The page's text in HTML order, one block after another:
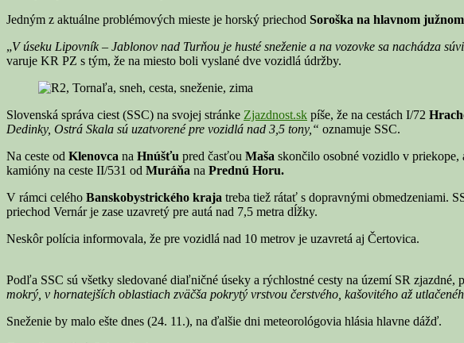
Jedným z aktuálne problémových mieste je horský priechod Soroška na hlavnom
„V úseku Lipovník – Jablonov nad Turňou je husté sneženie a na vozovke sa nachádza
varuje KR PZ s tým, že na miesto boli vyslané dve vozidlá údržby.
Slovenská správa ciest (SSC) na svojej stránke Zjazdnost.sk píše, že na cestách I/72
Dedinky, Ostrá Skala sú uzatvorené pre vozidlá nad 3,5 tony,“ oznamuje SSC.
Na ceste od Klenovca na Hnúšťu pred časťou Maša skončilo osobné vozidlo v
kamióny na ceste II/531 od Muráňa na Prednú Horu.
V rámci celého Banskobystrického kraja treba tiež rátať s dopravnými obmedzeniami.
priechod Vernár je zase uzavretý pre autá nad 7,5 metra dĺžky.
Neskôr polícia informovala, že pre vozidlá nad 10 metrov je uzavretá aj Čertovica.
Podľa SSC sú všetky sledované diaľničné úseky a rýchlostné cesty na území SR
mokrý, v hornatejších oblastiach zväčša pokrytý vrstvou čerstvého, kašovitého až
Sneženie by malo ešte dnes (24. 11.), na ďalšie dni meteorológovia hlásia hlavne dážď.